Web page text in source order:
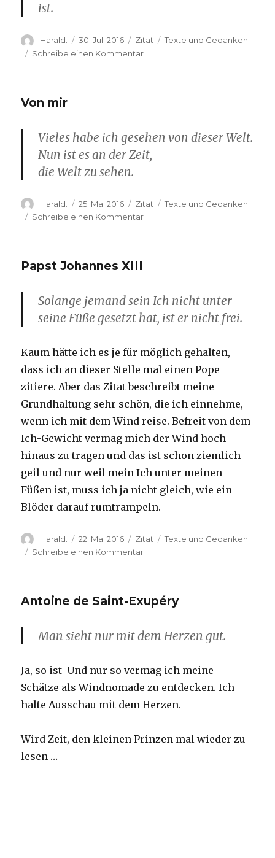
ist.
Autor
Harald.
Veröffentlicht
am
30. Juli 2016 Format
Zitat Kategorien
Texte und Gedanken
Schreibe einen Kommentarzu
Von mir
Vieles habe ich gesehen von dieser Welt.
Nun ist es an der Zeit,
die Welt zu sehen.
Autor
Harald.
Veröffentlicht
am
25. Mai 2016 Format
Zitat Kategorien
Texte und Gedanken
Schreibe einen Kommentarzu
Papst Johannes XIII
Solange jemand sein Ich nicht unter
seine Füße gesetzt hat, ist er nicht frei.
Kaum hätte ich es je für möglich gehalten,
dass ich an dieser Stelle mal einen Pope
zitiere. Aber das Zitat beschreibt meine
Grundhaltung sehr schön, die ich einnehme,
wenn ich mit dem Wind reise. Befreit von dem
Ich-Gewicht vermag mich der Wind hoch
hinaus zu tragen und das ist schon ziemlich
geil und nur weil mein Ich unter meinen
Füßen ist, muss ich ja nicht gleich, wie ein
Blöder darauf rumtrampeln.
Autor
Harald.
Veröffentlicht
am
22. Mai 2016 Format
Zitat Kategorien
Texte und Gedanken
Schreibe einen Kommentarzu
Antoine de Saint-Exupéry
Man sieht nur mit dem Herzen gut.
Ja, so ist Und nur so vermag ich meine
Schätze als Windnomade zu entdecken. Ich
halte Ausschau mit dem Herzen.
Wird Zeit, den kleinen Prinzen mal wieder zu
lesen …